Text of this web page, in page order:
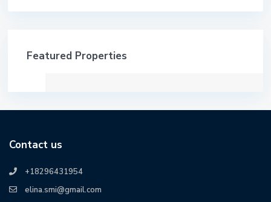
Featured Properties
Contact us
+18296431954
elina.smi@gmail.com